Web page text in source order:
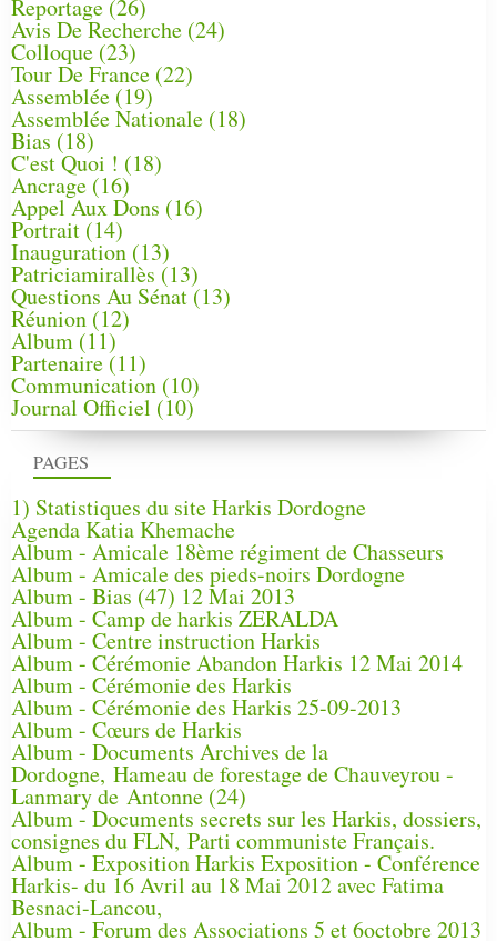
PAGES
1) Statistiques du site Harkis Dordogne
Agenda Katia Khemache
Album - Amicale 18ème régiment de Chasseurs
Album - Amicale des pieds-noirs Dordogne
Album - Bias (47) 12 Mai 2013
Album - Camp de harkis ZERALDA
Album - Centre instruction Harkis
Album - Cérémonie Abandon Harkis 12 Mai 2014
Album - Cérémonie des Harkis
Album - Cérémonie des Harkis 25-09-2013
Album - Cœurs de Harkis
Album - Documents Archives de la
Dordogne, Hameau de forestage de Chauveyrou -
Lanmary de Antonne (24)
Album - Documents secrets sur les Harkis, dossiers,
consignes du FLN, Parti communiste Français.
Album - Exposition Harkis Exposition - Conférence
Harkis- du 16 Avril au 18 Mai 2012 avec Fatima
Besnaci-Lancou,
Album - Forum des Associations 5 et 6octobre 2013
Reportage (26)
Avis De Recherche (24)
Colloque (23)
Tour De France (22)
Assemblée (19)
Assemblée Nationale (18)
Bias (18)
C'est Quoi ! (18)
Ancrage (16)
Appel Aux Dons (16)
Portrait (14)
Inauguration (13)
Patriciamirallès (13)
Questions Au Sénat(13)
Réunion (12)
Album (11)
Partenaire(11)
Communication (10)
Journal Officiel (10)